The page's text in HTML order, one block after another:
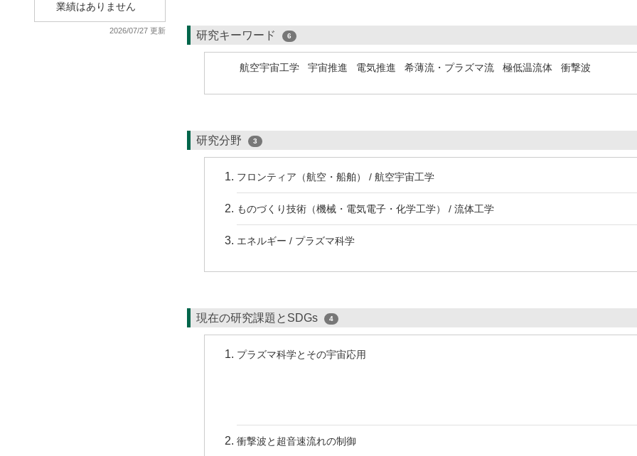
業績はありません
2026/07/27 更新 研究キーワード 6
航空宇宙工学 宇宙推進 電気推進 希薄流・プラズマ流 極低温流体 衝撃波
研究分野 3
フロンティア（航空・船舶） / 航空宇宙工学
ものづくり技術（機械・電気電子・化学工学） / 流体工学
エネルギー / プラズマ科学
現在の研究課題とSDGs 4
プラズマ科学とその宇宙応用
衝撃波と超音速流れの制御